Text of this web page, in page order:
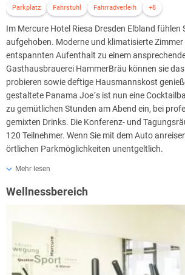
Parkplatz Fahrstuhl Fahrradverleih +8
Im Mercure Hotel Riesa Dresden Elbland fühlen
aufgehoben. Moderne und klimatisierte Zimmer
entspannten Aufenthalt zu einem
Gasthausbrauerei HammerBräu können sie
probieren sowie deftige Hausmannskost
gestaltete Panama Joe´s ist nun eine
zu gemütlichen Stunden am Abend ein, bei
gemixten Drinks. Die Konferenz- und
120 Teilnehmer. Wenn Sie mit dem Auto
örtlichen Parkmöglichkeiten unentgeltlich.
Das mehrsprachige Personal der Rezeption hilft
Tourenplanung/beim Ticketerwerb und einem
hinaus bietet dieses Hotel für Familien tolle
einen Besuch im außerhalb gelegenen
Mehr lesen
Wellnessbereich